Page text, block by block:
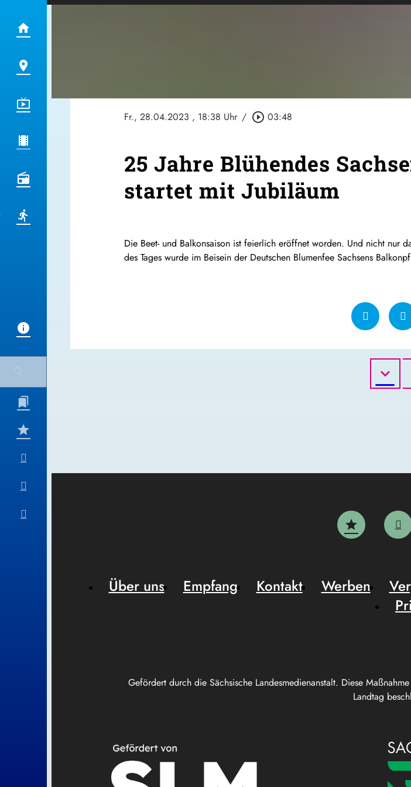
Fr., 28.04.2023 , 18:38 Uhr / play_circle_outline 03:48
25 Jahre Blühendes
startet mit Jubiläum
Die Beet- und Balkonsaison ist feierlich eröffnet worden. Und nicht nur
des Tages wurde im Beisein der Deutschen Blumenfee Sachsens
Gefördert durch die Sächsische Landesmedienanstalt. Diese
Landtag
Über uns Empfang Kontakt Werben